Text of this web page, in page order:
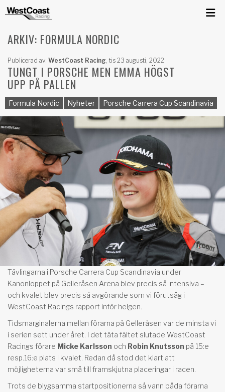
ARKIV: FORMULA NORDIC
Publicerad av: WestCoast Racing, tis 23 augusti, 2022
TUNGT I PORSCHE MEN EMMA HÖGST
UPP PÅ PALLEN
Formula Nordic Nyheter Porsche Carrera Cup Scandinavia
Tävlingarna i Porsche Carrera Cup Scandinavia under
Kanonloppet på Gelleråsen Arena blev precis så intensiva –
och kvalet blev precis så avgörande som vi förutsåg i
WestCoast Racings rapport inför helgen.
Tidsmarginalerna mellan förarna på Gelleråsen var de minsta vi
i serien sett under året. I det täta fältet slutade WestCoast
Racings förare Micke Karlsson och Robin Knutsson på 15:e
resp.16:e plats i kvalet. Redan då stod det klart att
möjligheterna var små till framskjutna placeringar i racen.
Trots de blygsamma startpositionerna så vann båda förarna